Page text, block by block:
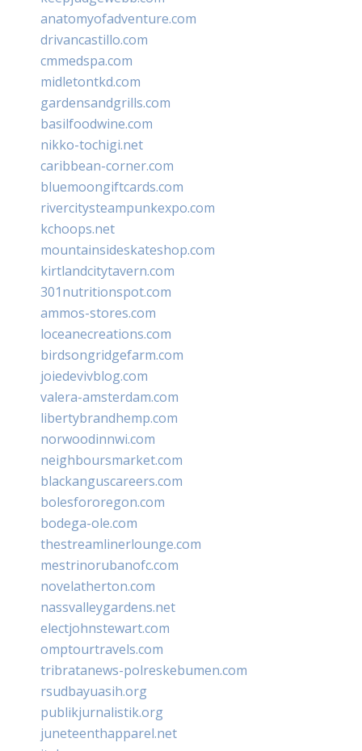
anatomyofadventure.com
drivancastillo.com
cmmedspa.com
midletontkd.com
gardensandgrills.com
basilfoodwine.com
nikko-tochigi.net
caribbean-corner.com
bluemoongiftcards.com
rivercitysteampunkexpo.com
kchoops.net
mountainsideskateshop.com
kirtlandcitytavern.com
301nutritionspot.com
ammos-stores.com
loceanecreations.com
birdsongridgefarm.com
joiedevivblog.com
valera-amsterdam.com
libertybrandhemp.com
norwoodinnwi.com
neighboursmarket.com
blackanguscareers.com
bolesfororegon.com
bodega-ole.com
thestreamlinerlounge.com
mestrinorubanofc.com
novelatherton.com
nassvalleygardens.net
electjohnstewart.com
omptourtravels.com
tribratanews-polreskebumen.com
rsudbayuasih.org
publikjurnalistik.org
juneteenthapparel.net